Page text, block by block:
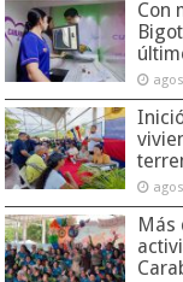
Con
Más